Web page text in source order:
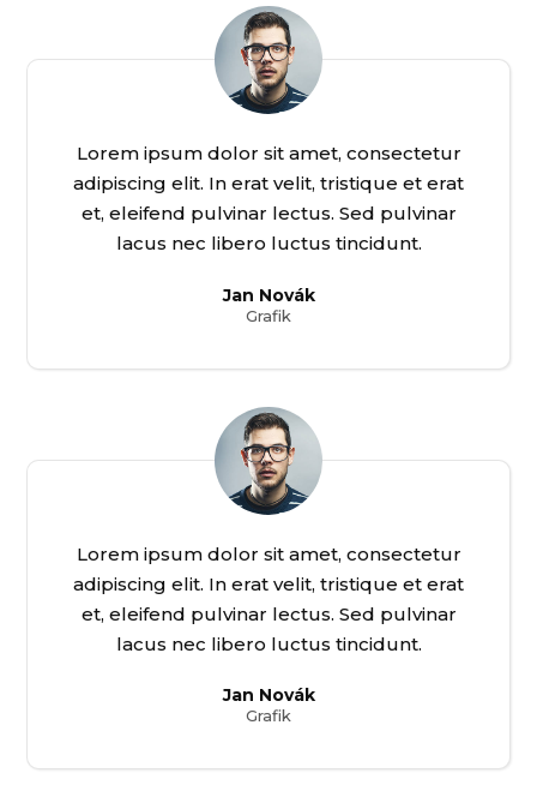
Lorem ipsum dolor sit amet, consectetur
adipiscing elit. In erat velit, tristique et erat
et, eleifend pulvinar lectus. Sed pulvinar
lacus nec libero luctus tincidunt.
Jan Novák
Grafik
Lorem ipsum dolor sit amet, consectetur
adipiscing elit. In erat velit, tristique et erat
et, eleifend pulvinar lectus. Sed pulvinar
lacus nec libero luctus tincidunt.
Jan Novák
Grafik